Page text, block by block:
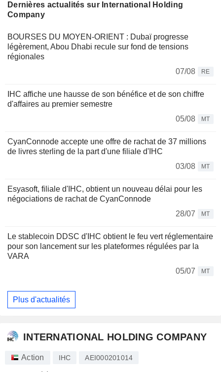
Dernières actualités sur International Holding
Company
BOURSES DU MOYEN-ORIENT : Dubaï progresse
légèrement, Abou Dhabi recule sur fond de tensions
régionales
07/08
RE
IHC affiche une hausse de son bénéfice et de son chiffre
d'affaires au premier semestre
05/08
MT
CyanConnode accepte une offre de rachat de 37 millions
de livres sterling de la part d'une filiale d'IHC
03/08
MT
Esyasoft, filiale d'IHC, obtient un nouveau délai pour les
négociations de rachat de CyanConnode
28/07
MT
Le stablecoin DDSC d'IHC obtient le feu vert réglementaire
pour son lancement sur les plateformes régulées par la
VARA
05/07
MT
Plus d'actualités
INTERNATIONAL HOLDING COMPANY
Action IHC AEI000201014